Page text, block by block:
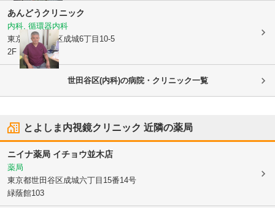
あんどうクリニック
内科, 循環器内科
東京都世田谷区成城6丁目10-5
2F
世田谷区(内科)の病院・クリニック一覧
とよしま内視鏡クリニック 近隣の薬局
ニイナ薬局 イチョウ並木店
薬局
東京都世田谷区成城六丁目15番14号
緑蔭館103